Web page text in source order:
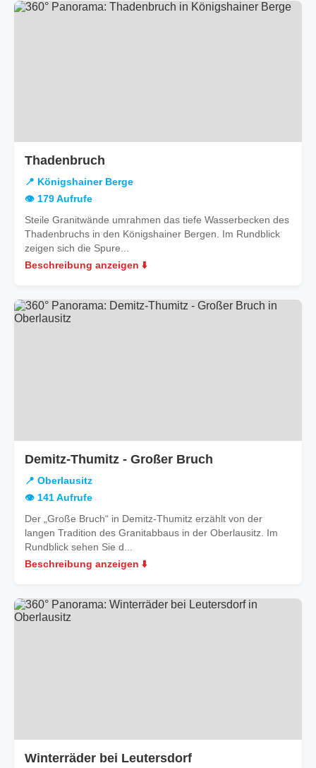
Thadenbruch
Königshainer
Berge
📍 Königshainer Berge
👁️ 179 Aufrufe
Steile Granitwände umrahmen das tiefe Wasserbecken des
Thadenbruchs in den Königshainer Bergen. Im Rundblick
zeigen sich die Spure...
Beschreibung anzeigen ⬇️
Demitz-Thumitz - Großer Bruch
📍 Oberlausitz
👁️ 141 Aufrufe
Der „Große Bruch“ in Demitz-Thumitz erzählt von der
langen Tradition des Granitabbaus in der Oberlausitz. Im
Rundblick sehen Sie d...
Beschreibung anzeigen ⬇️
Winterräder bei Leutersdorfin